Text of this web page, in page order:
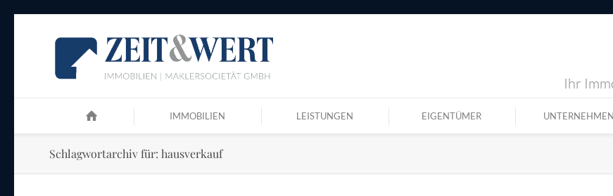
Ihr
IMMOBILIEN LEISTUNGEN EIGENTÜMER UNTERNEHMEN
Schlagwortarchiv für: hausverkauf